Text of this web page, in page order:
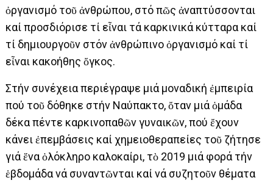
ὀργανισμό τοῦ ἀνθρώπου, στό πῶς ἀναπτύσσονται
καί προσδιόρισε τί εἶναι τά καρκινικά κύτταρα καί
τί δημιουργοῦν στόν ἀνθρώπινο ὀργανισμό καί τί
εἶναι κακοήθης ὄγκος.
Στήν συνέχεια περιέγραψε μιά μοναδική ἐμπειρία
πού τοῦ δόθηκε στήν Ναύπακτο, ὄταν μιά ὁμάδα
δέκα πέντε καρκινοπαθῶν γυναικῶν, πού ἔχουν
κάνει ἐπεμβάσεις καί χημειοθεραπείες τοῦ ζήτησε
γιά ἕνα ὁλόκληρο καλοκαίρι, τὸ 2019 μιά φορά τήν
ἑβδομάδα νά συναντῶνται καί νά συζητοῦν θέματα